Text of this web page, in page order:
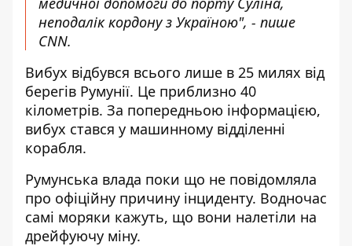
неподалік кордону з Україною", - пише
CNN.
Вибух відбувся всього лише в 25 милях від
берегів Румунії. Це приблизно 40
кілометрів. За попередньою інформацією,
вибух стався у машинному відділенні
корабля.
Румунська влада поки що не повідомляла
про офіційну причину інциденту. Водночас
самі моряки кажуть, що вони налетіли на
дрейфуючу міну.